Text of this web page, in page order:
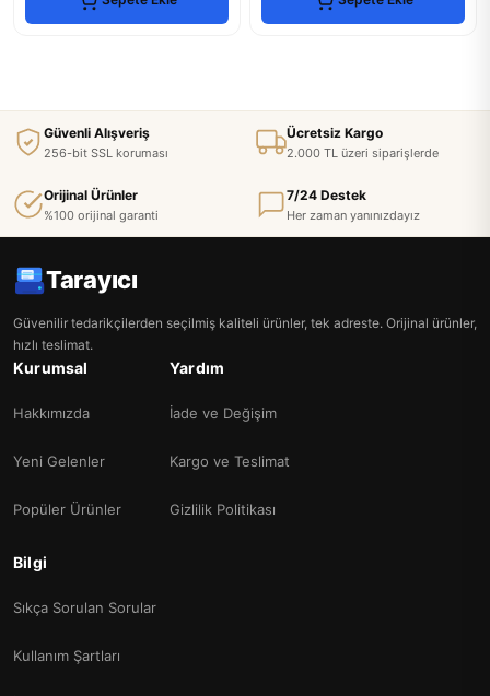
Güvenli Alışveriş
256-bit SSL koruması
Ücretsiz Kargo
2.000 TL üzeri siparişlerde
Orijinal Ürünler
%100 orijinal garanti
7/24 Destek
Her zaman yanınızdayız
Tarayıcı
Güvenilir tedarikçilerden seçilmiş kaliteli ürünler, tek adreste. Orijinal ürünler,
hızlı teslimat.
Kurumsal
Hakkımızda
Yeni Gelenler
Popüler Ürünler
Yardım
İade ve Değişim
Kargo ve Teslimat
Gizlilik Politikası
Bilgi
Sıkça Sorulan Sorular
Kullanım Şartları